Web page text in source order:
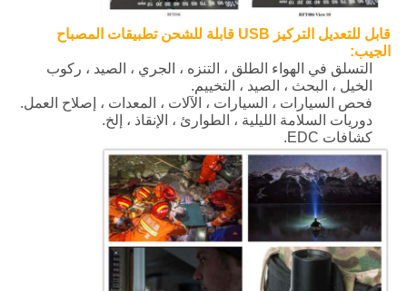
قابل للتعديل التركيز USB قابلة للشحن تطبيقات المصباح
الجيب:
التسلق في الهواء الطلق ، التنزه ، الجري ، الصيد ، ركوب
الخيل ، البحث ، الصيد ، التخييم.
فحص السيارات ، السيارات ، الآلات ، المعدات ، إصلاح العمل.
دوريات السلامة الليلية ، الطوارئ ، الإنقاذ ، إلخ.
كشافات EDC.